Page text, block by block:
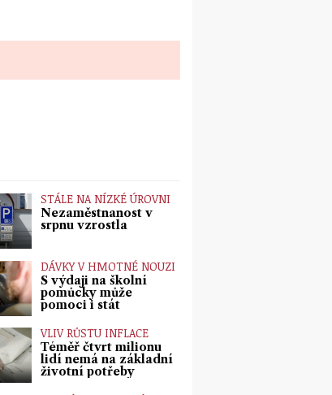
STÁLE NA NÍZKÉ ÚROVNI
Nezaměstnanost v
srpnu vzrostla
DÁVKY V HMOTNÉ NOUZI
S výdaji na školní
pomůcky může
pomoci i stát
VLIV RŮSTU INFLACE
Téměř čtvrt milionu
lidí nemá na základní
životní potřeby